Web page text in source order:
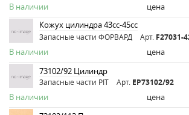
В наличии цена
Кожух цилиндра 43сс-45сс
Запасные части ФОРВАРД Арт. F27031-
В наличии цена
73102/92 Цилиндр
Запасные части PIT Арт. ЕР73102/92
В наличии цена